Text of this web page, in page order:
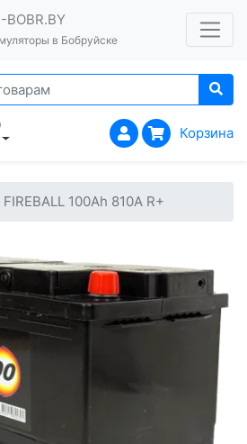
BOBR.BY
в Бобруйске
Корзина
100Ah 810A R+